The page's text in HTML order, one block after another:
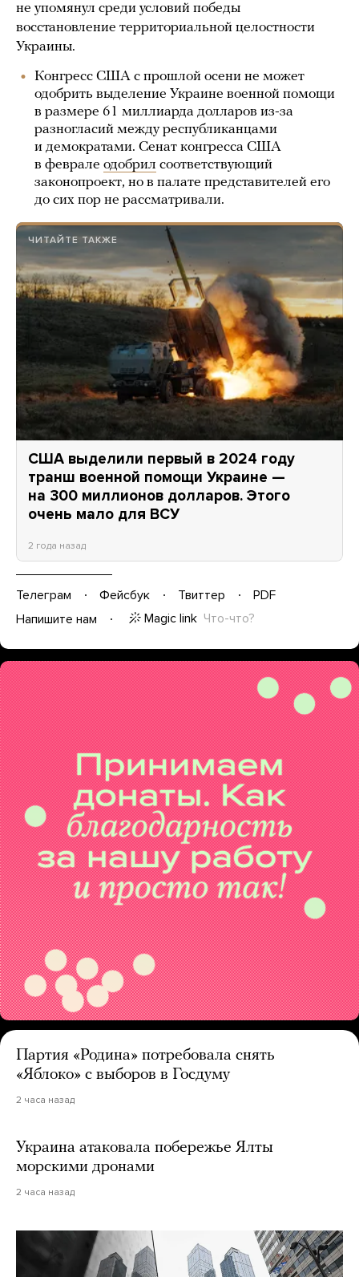
не упомянул среди условий победы
восстановление территориальной целостности
Украины.
Конгресс США с прошлой осени не может
одобрить выделение Украине военной помощи
в размере 61 миллиарда долларов из-за
разногласий между республиканцами
и демократами. Сенат конгресса США
в феврале одобрил соответствующий
законопроект, но в палате представителей его
до сих пор не рассматривали.
ЧИТАЙТЕ ТАКЖЕ
США выделили первый в 2024 году
транш военной помощи Украине —
на 300 миллионов долларов. Этого
очень мало для ВСУ
2 года назад
Телеграм Фейсбук Твиттер
PDF
Напишите нам
Magic link Что-что?
Партия «Родина» потребовала снять
«Яблоко» с выборов в Госдуму
2 часа назад
Украина атаковала побережье Ялты
морскими дронами
2 часа назад